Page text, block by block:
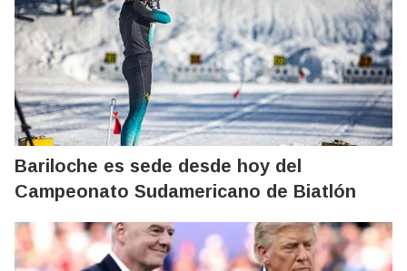
Bariloche es sede desde hoy del
Campeonato Sudamericano de Biatlón